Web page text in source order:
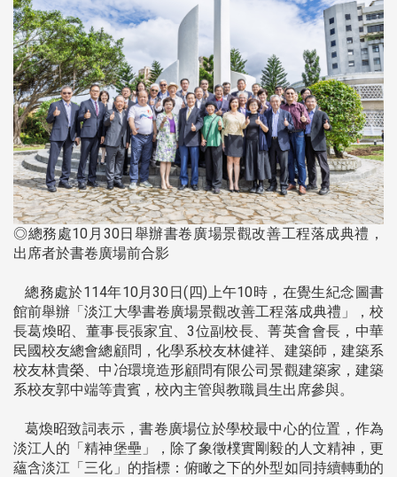
◎總務處10月30日舉辦書卷廣場景觀改善工程落成典禮，
出席者於書卷廣場前合影
總務處於114年10月30日(四)上午10時，在覺生紀念圖書
館前舉辦「淡江大學書卷廣場景觀改善工程落成典禮」，校
長葛煥昭、董事長張家宜、3位副校長、菁英會會長，中華
民國校友總會總顧問，化學系校友林健祥、建築師，建築系
校友林貴榮、中冶環境造形顧問有限公司景觀建築家，建築
系校友郭中端等貴賓，校內主管與教職員生出席參與。
葛煥昭致詞表示，書卷廣場位於學校最中心的位置，作為
淡江人的「精神堡壘」，除了象徵樸實剛毅的人文精神，更
蘊含淡江「三化」的指標：俯瞰之下的外型如同持續轉動的